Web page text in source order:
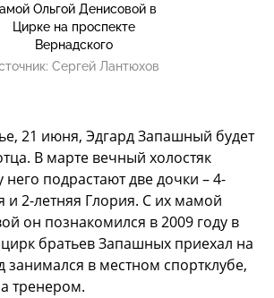
Ольгой Денисовой в
Цирке на проспекте
Вернадского
Сергей Лантюхов
21 июня, Эдгард Запашный будет
В марте вечный холостяк
него подрастают две дочки – 4-
и 2-летняя Глория. С их мамой
он познакомился в 2009 году в
братьев Запашных приехал на
занимался в местном спортклубе,
тренером.